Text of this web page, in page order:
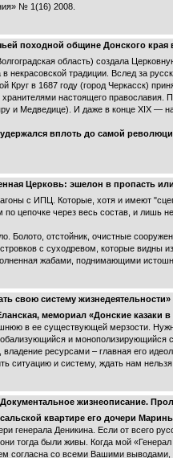
№ 1(16) 2008.
походной общине Донского края
область) создала
некрасовской традиции. Вслед за
Круг в 1687 году (город Черкасск)
настоящего
и Медведице). И даже в конце XIX —
вплоть до самой
Церковь: эшелон в пропасть
с ИПЦ. Которые, хотя и имеют
цепочке через весь состав, и лишь
Болото, отстойник, очистные
с суходревом, которые видны
жабами, поднимающими
свою систему жизнедеятельности»
мемориал «Донские казаки
в ее существующей мерзости.
и
ресурсами – главная его
ситуацию и систему, ждать нам
жизнеописание.
квартире его дочери
генерала Деникина. Если от всего
тогда были живы. Когда мой
согласна со всеми Вашими